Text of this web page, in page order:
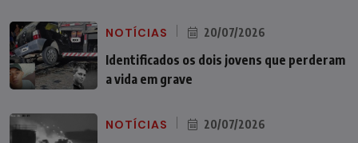
NOTÍCIAS 20/07/2026
Identificados os dois jovens que perderam
a vida em grave
NOTÍCIAS 20/07/2026